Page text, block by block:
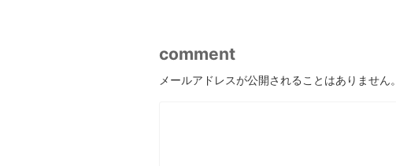
comment
メールアドレスが公開されることはありません。